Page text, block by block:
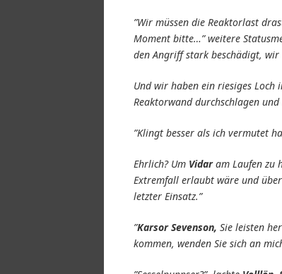
”Wir müssen die Reaktorlast
Moment bitte…” weitere
den Angriff stark beschädigt,
Und wir haben ein riesiges
Reaktorwand durchschlagen und
”Klingt besser als ich vermutet
Ehrlich? Um Vidaram Laufen zu
Extremfall erlaubt wäre und
letzter Einsatz.”
”Karsor Sevenson, Sie leisten
kommen, wenden Sie sich an